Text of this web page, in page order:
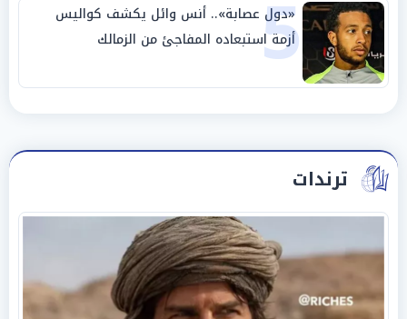
5
«دول عصابة».. أنس وائل يكشف كواليس
أزمة استبعاده المفاجئ من الزمالك
ترندات